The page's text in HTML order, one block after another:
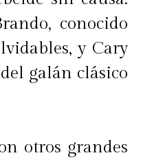
conocido
y Cary
galán clásico
otros grandes